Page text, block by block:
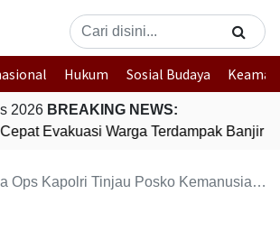
Hukum Sosial Budaya
2026 BREAKING NEWS:
Evakuasi Warga Terdampak Banjir di
Tinjau Posko Kemanusiaan Polda NTT, Pastikan Kesiapan Bantuan untuk Korban Erupsi Gunung Lewotobi